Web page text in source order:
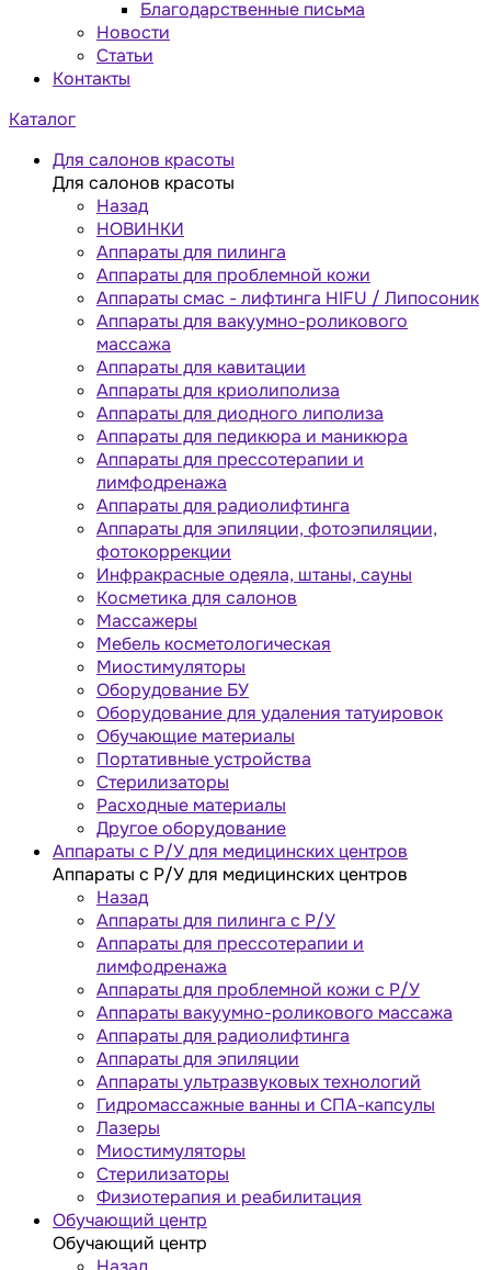
Благодарственные письма
Новости
Статьи
Контакты
Каталог
Для салонов красоты
Для салонов красоты
Назад
НОВИНКИ
Аппараты для пилинга
Аппараты для проблемной кожи
Аппараты cмас - лифтинга HIFU / Липосоник
Аппараты для вакуумно-роликового
массажа
Аппараты для кавитации
Аппараты для криолиполиза
Аппараты для диодного липолиза
Аппараты для педикюра и маникюра
Аппараты для прессотерапии и
лимфодренажа
Аппараты для радиолифтинга
Аппараты для эпиляции, фотоэпиляции,
фотокоррекции
Инфракрасные одеяла, штаны, сауны
Косметика для салонов
Массажеры
Мебель косметологическая
Миостимуляторы
Оборудование БУ
Оборудование для удаления татуировок
Обучающие материалы
Портативные устройства
Стерилизаторы
Расходные материалы
Другое оборудование
Аппараты с Р/У для медицинских центров
Аппараты с Р/У для медицинских центров
Назад
Аппараты для пилинга с Р/У
Аппараты для прессотерапии и
лимфодренажа
Аппараты для проблемной кожи с Р/У
Аппараты вакуумно-роликового массажа
Аппараты для радиолифтинга
Аппараты для эпиляции
Аппараты ультразвуковых технологий
Гидромассажные ванны и СПА-капсулы
Лазеры
Миостимуляторы
Стерилизаторы
Физиотерапия и реабилитация
Обучающий центр
Обучающий центр